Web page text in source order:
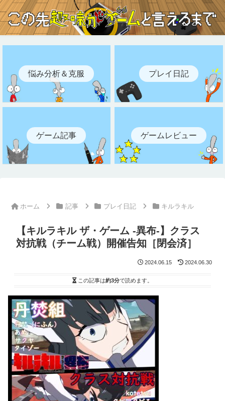
悩み分析＆克服 プレイ日記
ゲーム記事 ゲームレビュー
ホーム 記事 プレイ日記 キルラキル
【キルラキル ザ・ゲーム -異布-】クラス
対抗戦（チーム戦）開催告知［閉会済］
2024.06.15 2024.06.30
この記事は約3分で読めます。